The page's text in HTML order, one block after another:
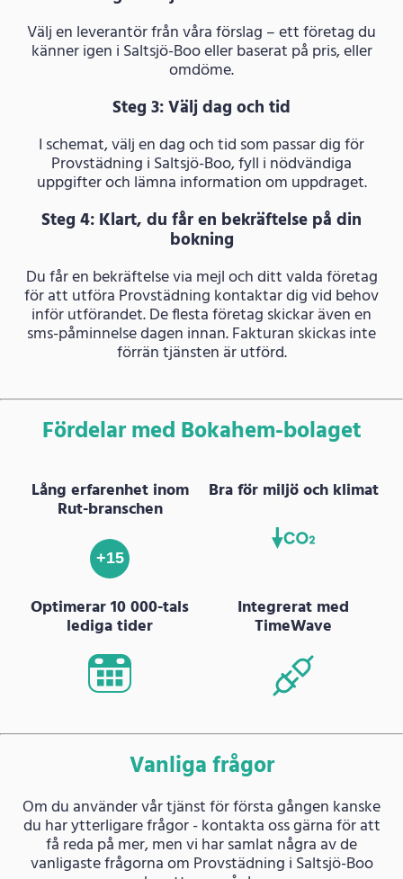
Välj en leverantör från våra förslag – ett företag du
känner igen i Saltsjö-Boo eller baserat på pris, eller
omdöme.
Steg 3: Välj dag och tid
I schemat, välj en dag och tid som passar dig för
Provstädning i Saltsjö-Boo, fyll i nödvändiga
uppgifter och lämna information om uppdraget.
Steg 4: Klart, du får en bekräftelse på din
bokning
Du får en bekräftelse via mejl och ditt valda företag
för att utföra Provstädning kontaktar dig vid behov
inför utförandet. De flesta företag skickar även en
sms-påminnelse dagen innan. Fakturan skickas inte
förrän tjänsten är utförd.
Fördelar med Bokahem-bolaget
Lång erfarenhet inom
Rut-branschen
+15
Bra för miljö och klimat
Optimerar 10 000-tals
lediga tider
Integrerat med
TimeWave
Vanliga frågor
Om du använder vår tjänst för första gången kanske
du har ytterligare frågor - kontakta oss gärna för att
få reda på mer, men vi har samlat några av de
vanligaste frågorna om Provstädning i Saltsjö-Boo